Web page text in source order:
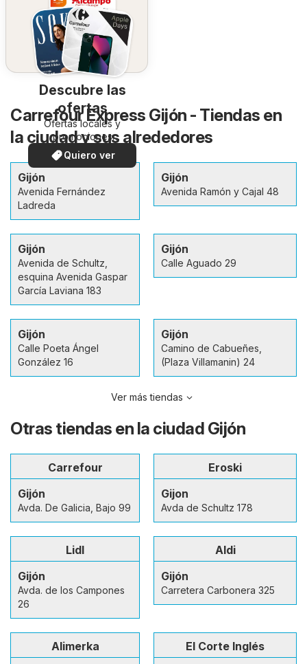
Descubre las
ofertas
Ofertas locales y
promociones
especiales.
Quiero ver
Carrefour Express Gijón - Tiendas en
la ciudad y sus alrededores
Gijón
Avenida Fernández
Ladreda
Gijón
Avenida Ramón y Cajal 48
Gijón
Avenida de Schultz,
esquina Avenida Gaspar
García Laviana 183
Gijón
Calle Aguado 29
Gijón
Calle Poeta Ángel
González 16
Gijón
Camino de Cabueñes,
(Plaza Villamanin) 24
Ver más tiendas
Otras tiendas en la ciudad Gijón
Carrefour
Gijón
Avda. De Galicia, Bajo 99
Eroski
Gijon
Avda de Schultz 178
Lidl
Gijón
Avda. de los Campones
26
Aldi
Gijón
Carretera Carbonera 325
Alimerka
El Corte Inglés